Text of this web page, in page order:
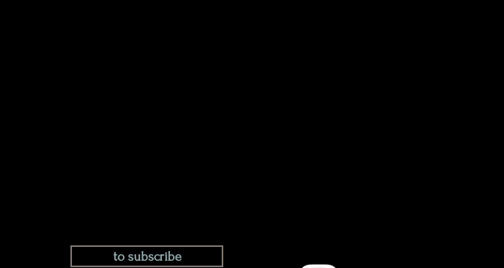
to subscribe